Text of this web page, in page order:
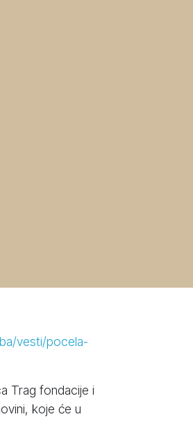
vesti/pocela-
Trag fondacije i
koje će u